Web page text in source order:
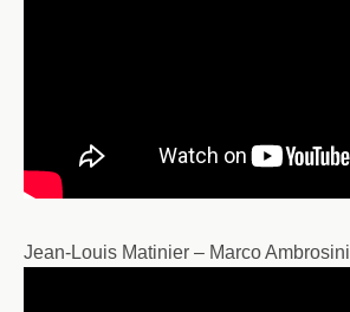
Jean-Louis Matinier – Marco Ambrosini